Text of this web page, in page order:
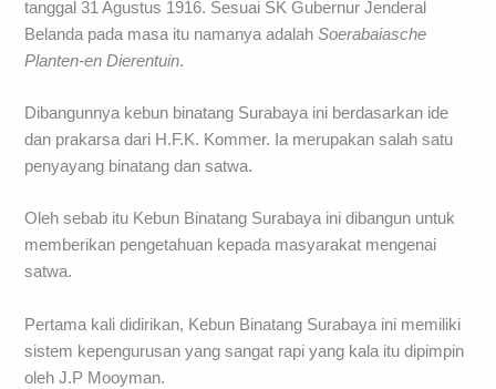
tanggal 31 Agustus 1916. Sesuai SK Gubernur Jenderal
Belanda pada masa itu namanya adalahSoerabaiasche
Planten-en Dierentuin.
Dibangunnya kebun binatang Surabaya ini berdasarkan ide
dan prakarsa dari H.F.K. Kommer. Ia merupakan salah satu
penyayang binatang dan satwa.
Oleh sebab itu Kebun Binatang Surabaya ini dibangun untuk
memberikan pengetahuan kepada masyarakat mengenai
satwa.
Pertama kali didirikan, Kebun Binatang Surabaya ini memiliki
sistem kepengurusan yang sangat rapi yang kala itu dipimpin
oleh J.P Mooyman.